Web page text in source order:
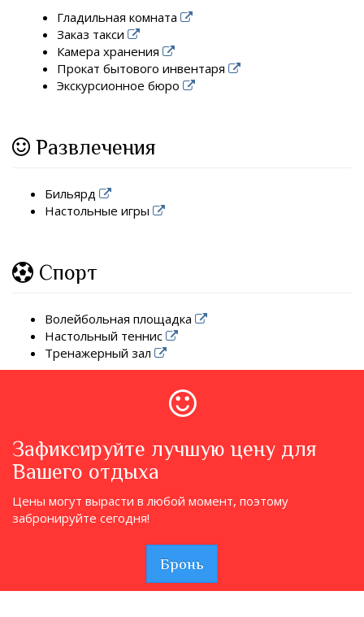
Гладильная комната
Заказ такси
Камера хранения
Прокат бытового инвентаря
Экскурсионное бюро
Развлечения
Бильярд
Настольные игры
Спорт
Волейбольная площадка
Настольный теннис
Тренажерный зал
Зафиксируйте лучшую цену для
Вашего отдыха
Цены могут вырасти в любой момент, поэтому
забронируйте сегодня!
Бронь